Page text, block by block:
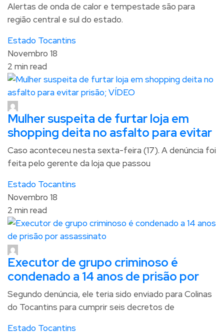
Alertas de onda de calor e tempestade são para
região central e sul do estado.
Estado Tocantins
Novembro 18
2 min read
Mulher suspeita de furtar loja em
shopping deita no asfalto para evitar
Caso aconteceu nesta sexta-feira (17). A denúncia foi
feita pelo gerente da loja que passou
Estado Tocantins
Novembro 18
2 min read
Executor de grupo criminoso é
condenado a 14 anos de prisão por
Segundo denúncia, ele teria sido enviado para Colinas
do Tocantins para cumprir seis decretos de
Estado Tocantins